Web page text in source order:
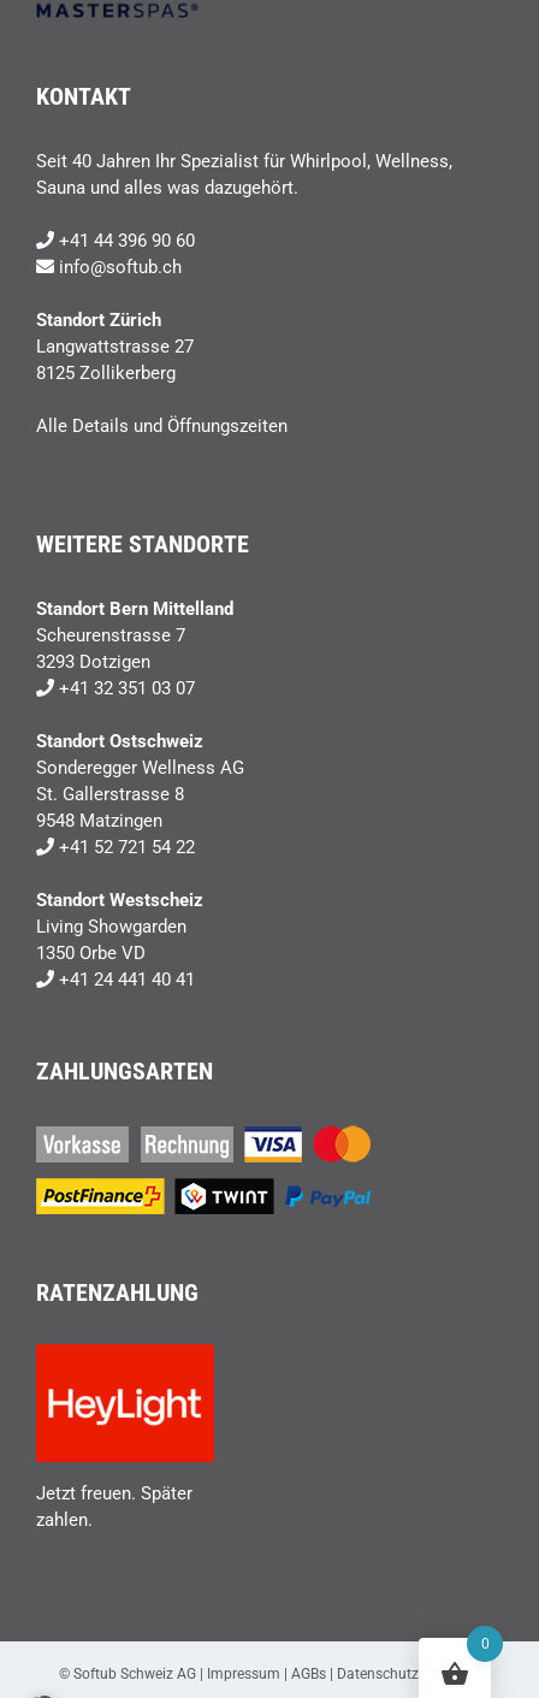
KONTAKT
Seit 40 Jahren Ihr Spezialist für Whirlpool, Wellness,
Sauna und alles was dazugehört.
+41 44 396 90 60
info@softub.ch
Standort Zürich
Langwattstrasse 27
8125 Zollikerberg
Alle Details und Öffnungszeiten
WEITERE STANDORTE
Standort Bern Mittelland
Scheurenstrasse 7
3293 Dotzigen
+41 32 351 03 07
Standort Ostschweiz
Sonderegger Wellness AG
St. Gallerstrasse 8
9548 Matzingen
+41 52 721 54 22
Standort Westscheiz
Living Showgarden
1350 Orbe VD
+41 24 441 40 41
ZAHLUNGSARTEN
RATENZAHLUNG
Jetzt freuen. Später
zahlen.
© Softub Schweiz AG | Impressum AGBs Datenschutzerklärung
0